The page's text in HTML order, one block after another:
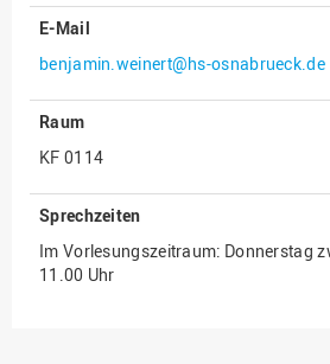
strategie
Innenrevision
IT Service Center
Kommunikation und
Marketing
LearningCenter
Nachhaltigkeit
E-Mail
benjamin.weinert@hs-osnabrueck.de
Raum
KF 0114
Sprechzeiten
Im Vorlesungszeitraum: Donnerstag
11.00 Uhr